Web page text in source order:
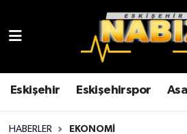
Eskişehir Eskişehirspor
HABERLER EKONOMI
Çevre
Eskişehir Hava Durumu
Eskişehir Trafik Yoğunluk
TFF 3.Lig 4.Grup Puan